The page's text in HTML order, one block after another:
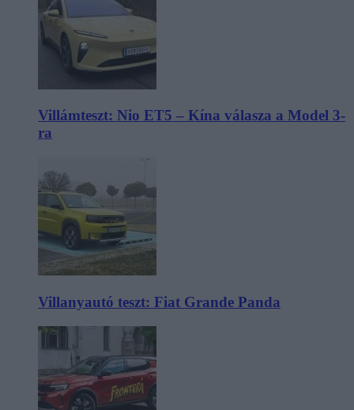
Villámteszt: Nio ET5 – Kína válasza a Model 3-
ra
Villanyautó teszt: Fiat Grande Panda